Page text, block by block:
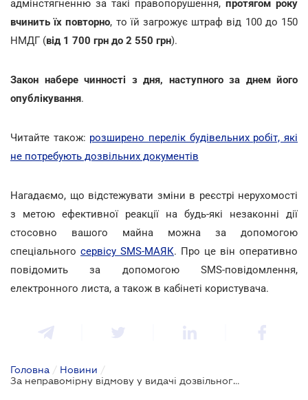
адмінстягненню за такі правопорушення, протягом року
вчинить їх повторно, то їй загрожує штраф від 100 до 150
НМДГ (від 1 700 грн до 2 550 грн).
Закон набере чинності з дня, наступного за днем його
опублікування.
Читайте також: розширено перелік будівельних робіт, які
не потребують дозвільних документів
Нагадаємо, що відстежувати зміни в реєстрі нерухомості
з метою ефективної реакції на будь-які незаконні дії
стосовно вашого майна можна за допомогою
спеціального сервісу SMS-МАЯК. Про це він оперативно
повідомить за допомогою SMS-повідомлення,
електронного листа, а також в кабінеті користувача.
Головна / Новини /
За неправомірну відмову у видачі дозвільного документа посилили відповідальність